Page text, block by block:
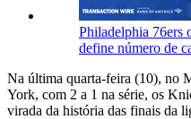
Philadelphia 76ers
define número de
Na última quarta-feira (10), no
York, com 2 a 1 na série, os
virada da história das finais da